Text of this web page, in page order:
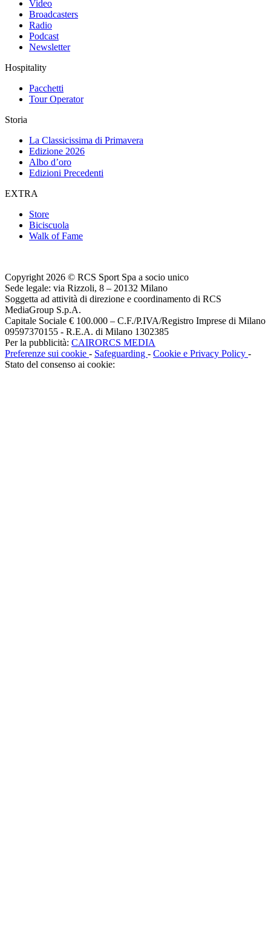
Video
Broadcasters
Radio
Podcast
Newsletter
Hospitality
Pacchetti
Tour Operator
Storia
La Classicissima di Primavera
Edizione 2026
Albo d’oro
Edizioni Precedenti
EXTRA
Store
Biciscuola
Walk of Fame
Copyright 2026 © RCS Sport Spa a socio unico
Sede legale: via Rizzoli, 8 – 20132 Milano
Soggetta ad attività di direzione e coordinamento di RCS
MediaGroup S.p.A.
Capitale Sociale € 100.000 – C.F./P.IVA/Registro Imprese di Milano
09597370155 - R.E.A. di Milano 1302385
Per la pubblicità: CAIRORCS MEDIA
Preferenze sui cookie - Safeguarding - Cookie e Privacy Policy -
Stato del consenso ai cookie: